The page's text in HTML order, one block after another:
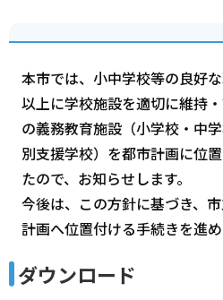
本市では、小中学校等の良好
以上に学校施設を適切に維持
の義務教育施設（小学校・中
別支援学校）を都市計画に位
たので、お知らせします。
今後は、この方針に基づき、
計画へ位置付ける手続きを進め
ダウンロード